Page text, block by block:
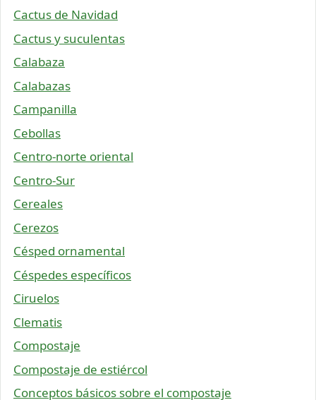
Cactus de Navidad
Cactus y suculentas
Calabaza
Calabazas
Campanilla
Cebollas
Centro-norte oriental
Centro-Sur
Cereales
Cerezos
Césped ornamental
Céspedes específicos
Ciruelos
Clematis
Compostaje
Compostaje de estiércol
Conceptos básicos sobre el compostaje